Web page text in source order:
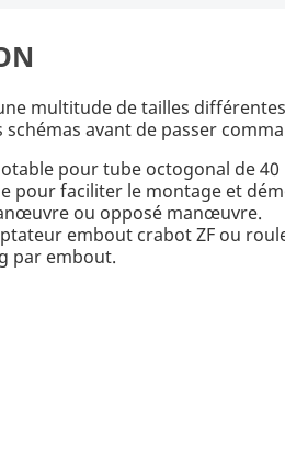
multitude de tailles
schémas avant de passer
pour tube octogonal de 40
pour faciliter le montage et
ou opposé manœuvre.
embout crabot ZF ou
par embout.